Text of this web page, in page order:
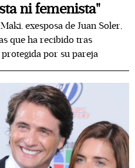
ni femenista"
exesposa de Juan Soler,
que ha recibido tras
por su pareja